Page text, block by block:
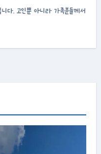
다. 고인뿐 아니라 가족분들께서